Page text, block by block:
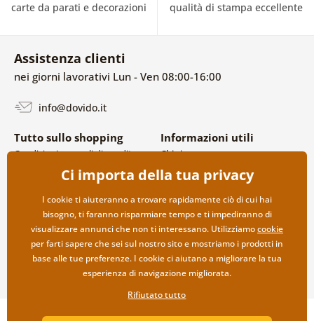
carte da parati e decorazioni qualità di stampa eccellente
Assistenza clienti
nei giorni lavorativi Lun - Ven 08:00-16:00
info@dovido.it
Tutto sullo shopping
Condizioni generali di vendita e
Politica sulla privacy
Opzioni di spedizione e
pagamento
Reso della merce
Informazioni utili
Chi siamo
FAQ
Contatti
Collaborazione all’ingrosso
Ci importa della tua privacy
I cookie ti aiuteranno a trovare rapidamente ciò di cui hai
bisogno, ti faranno risparmiare tempo e ti impediranno di
visualizzare annunci che non ti interessano. Utilizziamocookie
per farti sapere che sei sul nostro sito e mostriamo i prodotti in
base alle tue preferenze. I cookie ci aiutano a migliorare la tua
esperienza di navigazione migliorata.
Rifiutato tutto